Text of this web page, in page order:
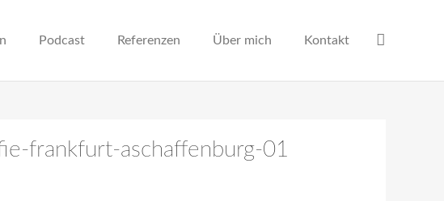
Podcast Referenzen Über mich Kontakt
frankfurt-aschaffenburg-01